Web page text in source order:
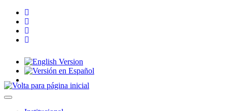
Toggle navigation